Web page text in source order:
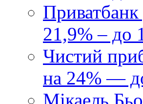
21,9% – до
Чистий
на 24% —